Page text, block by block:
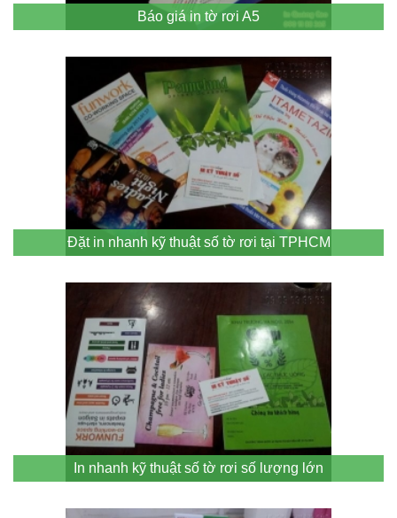
Báo giá in tờ rơi A5
Đặt in nhanh kỹ thuật số tờ rơi tại TPHCM
In nhanh kỹ thuật số tờ rơi số lượng lớn